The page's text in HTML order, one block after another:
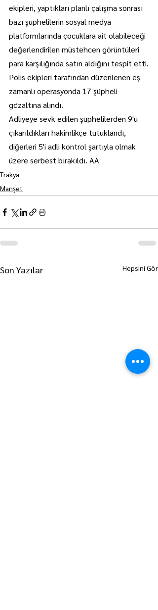
ekipleri, yaptıkları planlı çalışma sonrası
bazı şüphelilerin sosyal medya
platformlarında çocuklara ait olabileceği
değerlendirilen müstehcen görüntüleri
para karşılığında satın aldığını tespit etti.
Polis ekipleri tarafından düzenlenen eş
zamanlı operasyonda 17 şüpheli
gözaltına alındı.
Adliyeye sevk edilen şüphelilerden 9'u
çıkarıldıkları hakimlikçe tutuklandı,
diğerleri 5'i adli kontrol şartıyla olmak
üzere serbest bırakıldı. AA
Trakya
Manşet
Son Yazılar Hepsini Gör